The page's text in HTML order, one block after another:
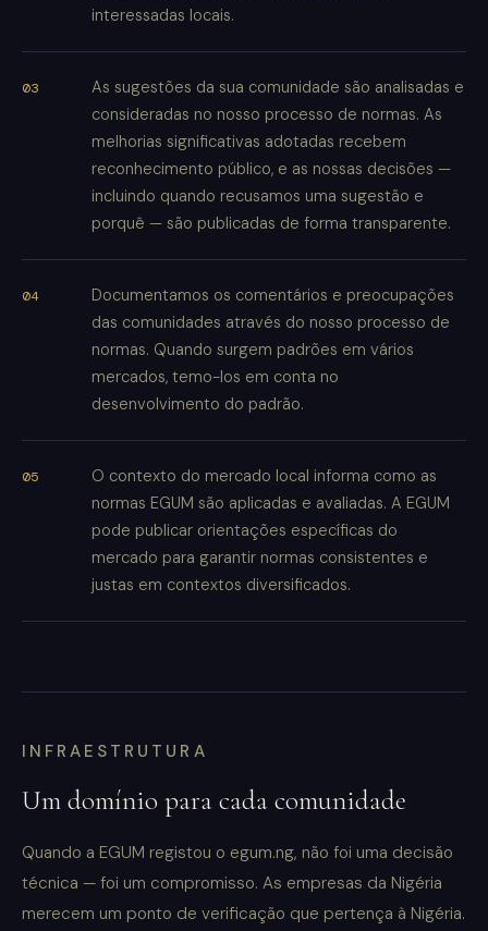
interessadas locais.
As sugestões da sua comunidade são analisadas e
consideradas no nosso processo de normas. As
melhorias significativas adotadas recebem
reconhecimento público, e as nossas decisões —
incluindo quando recusamos uma sugestão e
porquê — são publicadas de forma transparente.
Documentamos os comentários e preocupações
das comunidades através do nosso processo de
normas. Quando surgem padrões em vários
mercados, temo-los em conta no
desenvolvimento do padrão.
O contexto do mercado local informa como as
normas EGUM são aplicadas e avaliadas. A EGUM
pode publicar orientações específicas do
mercado para garantir normas consistentes e
justas em contextos diversificados.
INFRAESTRUTURA
Um domínio para cada comunidade
Quando a EGUM registou o egum.ng, não foi uma decisão
técnica — foi um compromisso. As empresas da Nigéria
merecem um ponto de verificação que pertença à Nigéria.